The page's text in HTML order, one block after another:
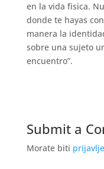
en la vida fisica.
donde te hayas
manera la
sobre una sujeto
encuentro”.
Submit a
Morate biti